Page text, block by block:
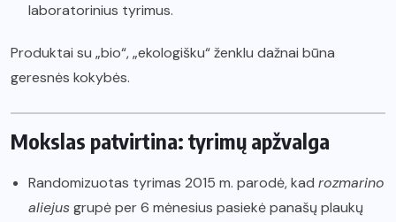
laboratorinius tyrimus.
Produktai su „bio“, „ekologišku“ ženklu dažnai būna
geresnės kokybės.
Mokslas patvirtina: tyrimų apžvalga
Randomizuotas tyrimas 2015 m. parodė, kad rozmarino
aliejusgrupė per 6 mėnesius pasiekė panašų plaukų